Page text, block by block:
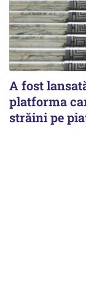
A fost
platforma
străini pe